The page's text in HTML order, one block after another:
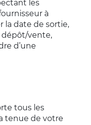
les
à
la date de sortie,
dépôt/vente,
d’une
tous les
tenue de votre